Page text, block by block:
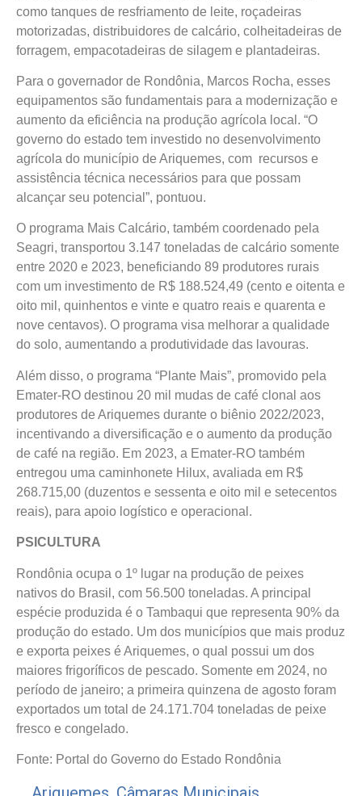
como tanques de resfriamento de leite, roçadeiras
motorizadas, distribuidores de calcário, colheitadeiras de
forragem, empacotadeiras de silagem e plantadeiras.
Para o governador de Rondônia, Marcos Rocha, esses
equipamentos são fundamentais para a modernização e
aumento da eficiência na produção agrícola local. “O
governo do estado tem investido no desenvolvimento
agrícola do município de Ariquemes, com recursos e
assistência técnica necessários para que possam
alcançar seu potencial”, pontuou.
O programa Mais Calcário, também coordenado pela
Seagri, transportou 3.147 toneladas de calcário somente
entre 2020 e 2023, beneficiando 89 produtores rurais
com um investimento de R$ 188.524,49 (cento e oitenta e
oito mil, quinhentos e vinte e quatro reais e quarenta e
nove centavos). O programa visa melhorar a qualidade
do solo, aumentando a produtividade das lavouras.
Além disso, o programa “Plante Mais”, promovido pela
Emater-RO destinou 20 mil mudas de café clonal aos
produtores de Ariquemes durante o biênio 2022/2023,
incentivando a diversificação e o aumento da produção
de café na região. Em 2023, a Emater-RO também
entregou uma caminhonete Hilux, avaliada em R$
268.715,00 (duzentos e sessenta e oito mil e setecentos
reais), para apoio logístico e operacional.
PSICULTURA
Rondônia ocupa o 1º lugar na produção de peixes
nativos do Brasil, com 56.500 toneladas. A principal
espécie produzida é o Tambaqui que representa 90% da
produção do estado. Um dos municípios que mais produz
e exporta peixes é Ariquemes, o qual possui um dos
maiores frigoríficos de pescado. Somente em 2024, no
período de janeiro; a primeira quinzena de agosto foram
exportados um total de 24.171.704 toneladas de peixe
fresco e congelado.
Fonte: Portal do Governo do Estado Rondônia